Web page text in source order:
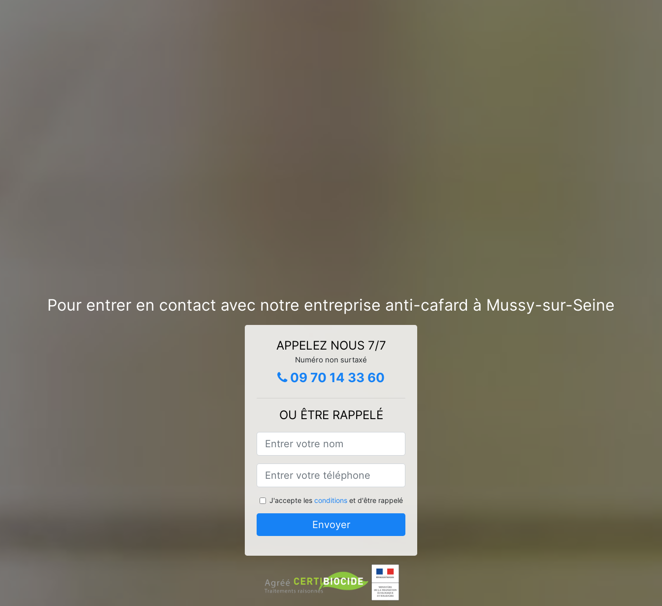
Pour entrer en contact avec notre entreprise anti-cafard à Mussy-sur-Seine
APPELEZ NOUS 7/7
Numéro non surtaxé
09 70 14 33 60
OU ÊTRE RAPPELÉ
J'accepte les conditionset d'être rappelé
Envoyer